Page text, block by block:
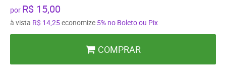
por R$ 15,00
à vista R$ 14,25economize 5% no Boleto ou Pix
COMPRAR